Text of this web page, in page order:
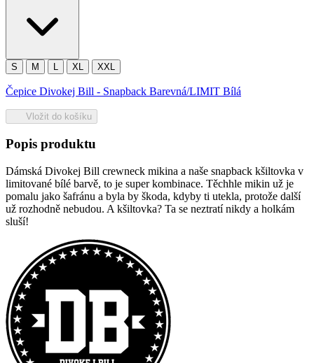
S M L XL XXL
Čepice Divokej Bill - Snapback Barevná/LIMIT Bílá
Vložit do košíku
Popis produktu
Dámská Divokej Bill crewneck mikina a naše snapback kšiltovka v
limitované bílé barvě, to je super kombinace. Těchhle mikin už je
pomalu jako šafránu a byla by škoda, kdyby ti utekla, protože další
už rozhodně nebudou. A kšiltovka? Ta se neztratí nikdy a holkám
sluší!